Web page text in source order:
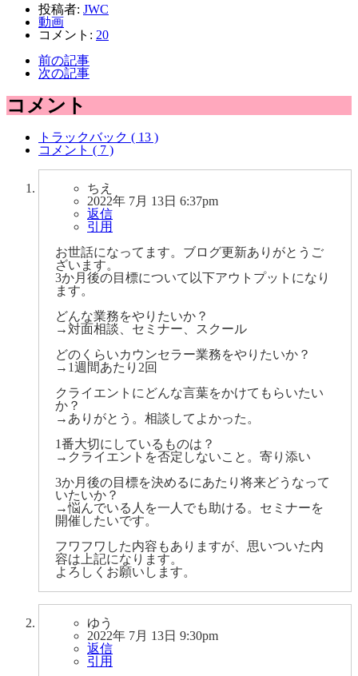
投稿者: JWC
動画
コメント: 20
前の記事
次の記事
コメント
トラックバック ( 13 )
コメント ( 7 )
ちえ
2022年 7月 13日 6:37pm
返信
引用
お世話になってます。ブログ更新ありがとうご
ざいます。
3か月後の目標について以下アウトプットになり
ます。
どんな業務をやりたいか？
→対面相談、セミナー、スクール
どのくらいカウンセラー業務をやりたいか？
→1週間あたり2回
クライエントにどんな言葉をかけてもらいたい
か？
→ありがとう。相談してよかった。
1番大切にしているものは？
→クライエントを否定しないこと。寄り添い
3か月後の目標を決めるにあたり将来どうなって
いたいか？
→悩んでいる人を一人でも助ける。セミナーを
開催したいです。
フワフワした内容もありますが、思いついた内
容は上記になります。
よろしくお願いします。
ゆう
2022年 7月 13日 9:30pm
返信
引用